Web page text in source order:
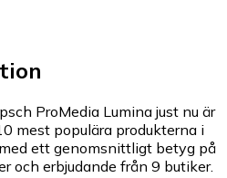
ProMedia Lumina just nu är
mest populära produkterna i
med ett genomsnittligt betyg på
och erbjudande från 9 butiker.